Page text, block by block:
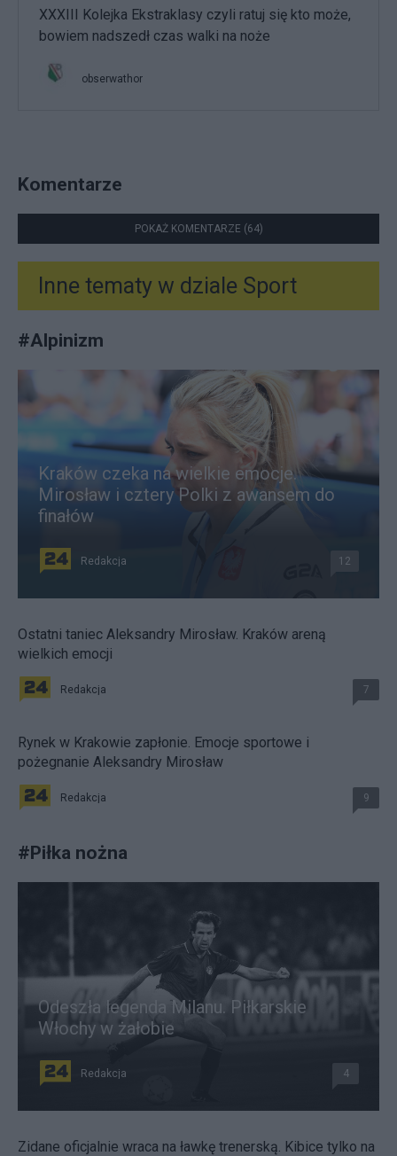
XXXIII Kolejka Ekstraklasy czyli ratuj się kto może,
bowiem nadszedł czas walki na noże
obserwathor
Komentarze
POKAŻ KOMENTARZE (64)
Inne tematy w dziale Sport
#Alpinizm
Kraków czeka na wielkie emocje.
Mirosław i cztery Polki z awansem do
finałów
Redakcja 12
Ostatni taniec Aleksandry Mirosław. Kraków areną
wielkich emocji
Redakcja 7
Rynek w Krakowie zapłonie. Emocje sportowe i
pożegnanie Aleksandry Mirosław
Redakcja 9
#Piłka nożna
Odeszła legenda Milanu. Piłkarskie
Włochy w żałobie
Redakcja 4
Zidane oficjalnie wraca na ławkę trenerską. Kibice tylko na